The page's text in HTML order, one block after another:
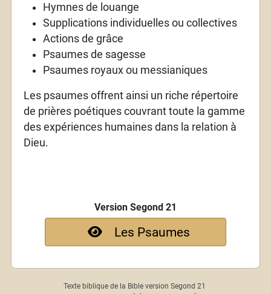
Hymnes de louange
Supplications individuelles ou collectives
Actions de grâce
Psaumes de sagesse
Psaumes royaux ou messianiques
Les psaumes offrent ainsi un riche répertoire
de prières poétiques couvrant toute la gamme
des expériences humaines dans la relation à
Dieu.
Version Segond 21
Les Psaumes
Texte biblique de la Bible version Segond 21